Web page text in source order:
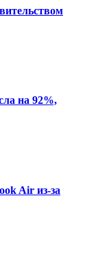
на 92%,
Air из-за